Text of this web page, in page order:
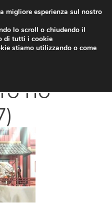
of
no
migliore esperienza sul nostro
lo scroll o chiudendo il
di tutti i cookie
stiamo utilizzando o come